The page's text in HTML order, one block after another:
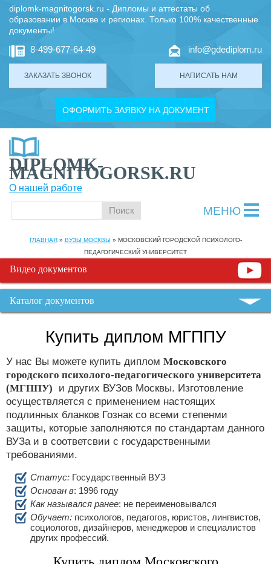
diplomk-magnitogorsk.ru - Дипломы и аттестаты об
образовании в Москве и регионах. Только 100% качественные
документы!
8-499-677-64-49
ЗАКАЗАТЬ ЗВОНОК
info@gdediplom.ru
НАПИСАТЬ НАМ
ОФОРМИТЬ ЗАЯВКУ НА ДОКУМЕНТ
DIPLOMK-
MAGNITOGORSK.RU
О нашей работе
МЕНЮ
ГЛАВНАЯ» ВУЗЫ МОСКВЫ » МОСКОВСКИЙ ГОРОДСКОЙ ПСИХОЛОГО-
ПЕДАГОГИЧЕСКИЙ УНИВЕРСИТЕТ
Видео документов
Каталог документов
Купить диплом МГППУ
У нас Вы можете купить диплом Московского
городского психолого-педагогического университета
(МГППУ) и других ВУЗов Москвы. Изготовление
осуществляется с применением настоящих
подлинных бланков Гознак со всеми степенми
защиты, которые заполняются по стандартам данного
ВУЗа и в соответсвии с государственными
требованиями.
Статус: Государственный ВУЗ
Основан в: 1996 году
Как назывался ранее: не переименовывался
Обучает: психологов, педагогов, юристов, лингвистов,
социологов, дизайнеров, менеджеров и специалистов
других профессий.